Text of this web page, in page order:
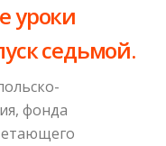
уроки
седьмой.
фонда